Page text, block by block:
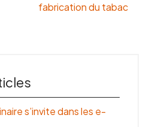
fabrication du tabac
s’invite dans les e-